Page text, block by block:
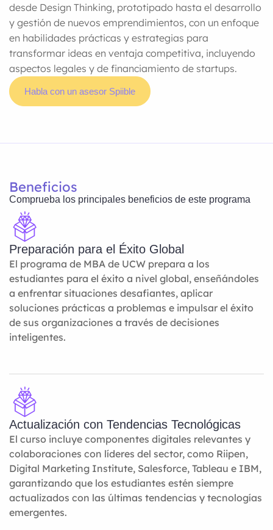
desde Design Thinking, prototipado hasta el desarrollo
y gestión de nuevos emprendimientos, con un enfoque
en habilidades prácticas y estrategias para
transformar ideas en ventaja competitiva, incluyendo
aspectos legales y de financiamiento de startups.
Habla con un asesor Spiible
Beneficios
Comprueba los principales beneficios de este programa
Preparación para el Éxito Global
El programa de MBA de UCW prepara a los
estudiantes para el éxito a nivel global, enseñándoles
a enfrentar situaciones desafiantes, aplicar
soluciones prácticas a problemas e impulsar el éxito
de sus organizaciones a través de decisiones
inteligentes.
Actualización con Tendencias Tecnológicas
El curso incluye componentes digitales relevantes y
colaboraciones con líderes del sector, como Riipen,
Digital Marketing Institute, Salesforce, Tableau e IBM,
garantizando que los estudiantes estén siempre
actualizados con las últimas tendencias y tecnologías
emergentes.